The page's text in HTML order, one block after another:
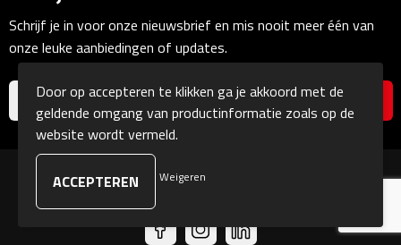
Pennenhouders
Rekenmachines
Documentmappen
Schrijf je in voor onze nieuwsbrief en mis nooit meer één van
onze leuke aanbiedingen of updates.
© Copyright Kranengeschenken 2026
Door op accepteren te klikken ga je akkoord met de
geldende omgang van productinformatie zoals op de
website wordt vermeld.
Weigeren